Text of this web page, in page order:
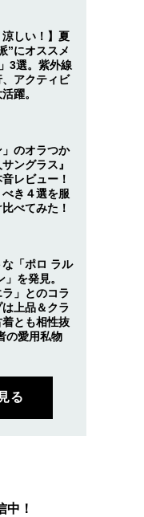
涼しい！】夏
”にオススメ
3選。紫外線
アクティビ
躍。
」のオラつか
ングラス』
レビュー！
き４選を服
べてみた！
な「ポロ ラル
を発見。
ラ」とのコラ
上品＆クラ
とも相性抜
の愛用私物
る
中！